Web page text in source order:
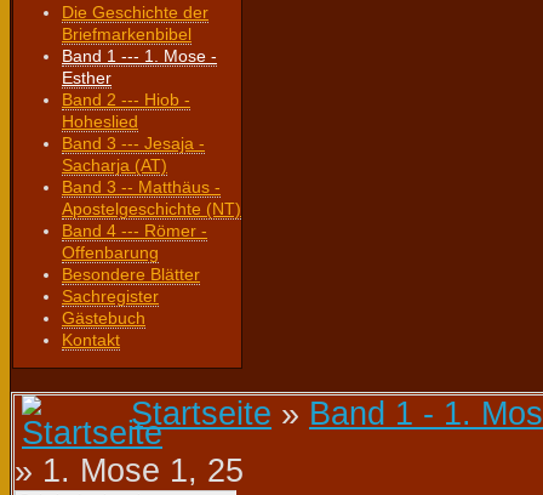
Die Geschichte der
Briefmarkenbibel
Band 1 --- 1. Mose -
Esther
Band 2 --- Hiob -
Hoheslied
Band 3 --- Jesaja -
Sacharja (AT)
Band 3 -- Matthäus -
Apostelgeschichte (NT)
Band 4 --- Römer -
Offenbarung
Besondere Blätter
Sachregister
Gästebuch
Kontakt
Startseite » Band 1 - 1.
» 1. Mose 1, 25